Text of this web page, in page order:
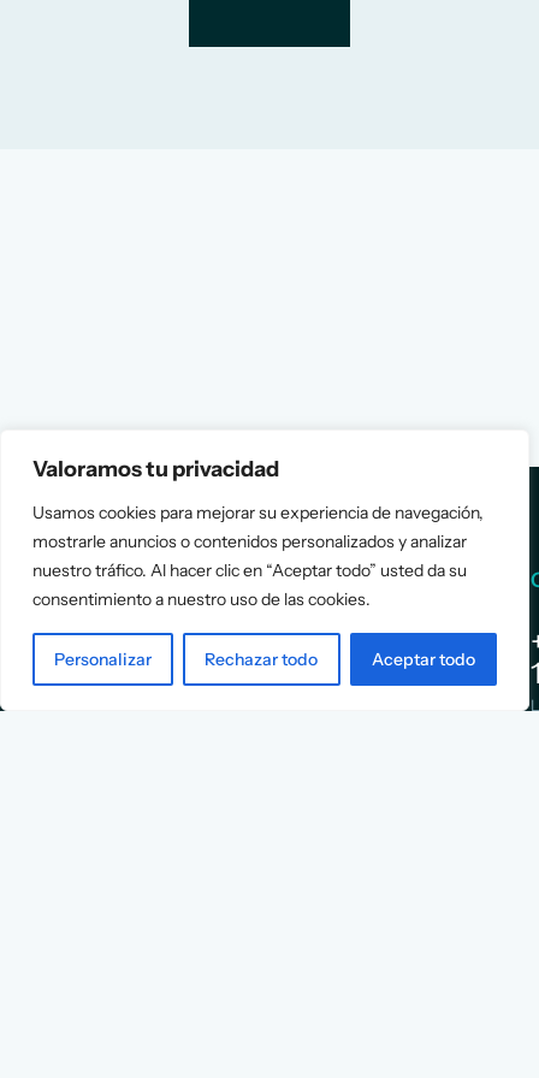
Valoramos tu privacidad
Usamos cookies para mejorar su experiencia de navegación,
mostrarle anuncios o contenidos personalizados y analizar
nuestro tráfico. Al hacer clic en “Aceptar todo” usted da su
consentimiento a nuestro uso de las cookies.
Personalizar Rechazar todo Aceptar todo
Services
Assessment
Info
Services